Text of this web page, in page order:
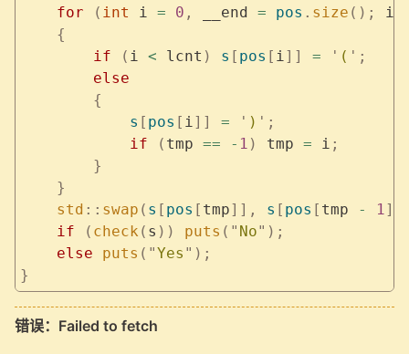
    for
( int i = 0 , __end = pos . size (); i
    {
        if
( i < lcnt ) s [ pos [ i]] = ' ( ' ;
        else
        {
            s
[ pos [ i]] = ' ) ' ;
            if
( tmp == - 1 ) tmp = i ;
        }
    }
    std
:: swap ( s [ pos [ tmp]], s [ pos [ tmp - 1
    if
( check ( s )) puts ( " No" );
    else
puts ( "Yes " );
}